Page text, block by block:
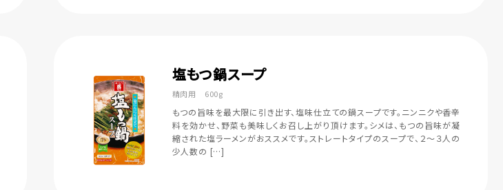
塩もつ鍋スープ
精肉用 600g
もつの旨味を最大限に引き出す、塩味仕立ての鍋スープです。ニンニクや香辛
料を効かせ、野菜も美味しくお召し上がり頂けます。シメは、もつの旨味が凝
縮された塩ラーメンがおススメです。ストレートタイプのスープで、２～３人の
少人数の […]